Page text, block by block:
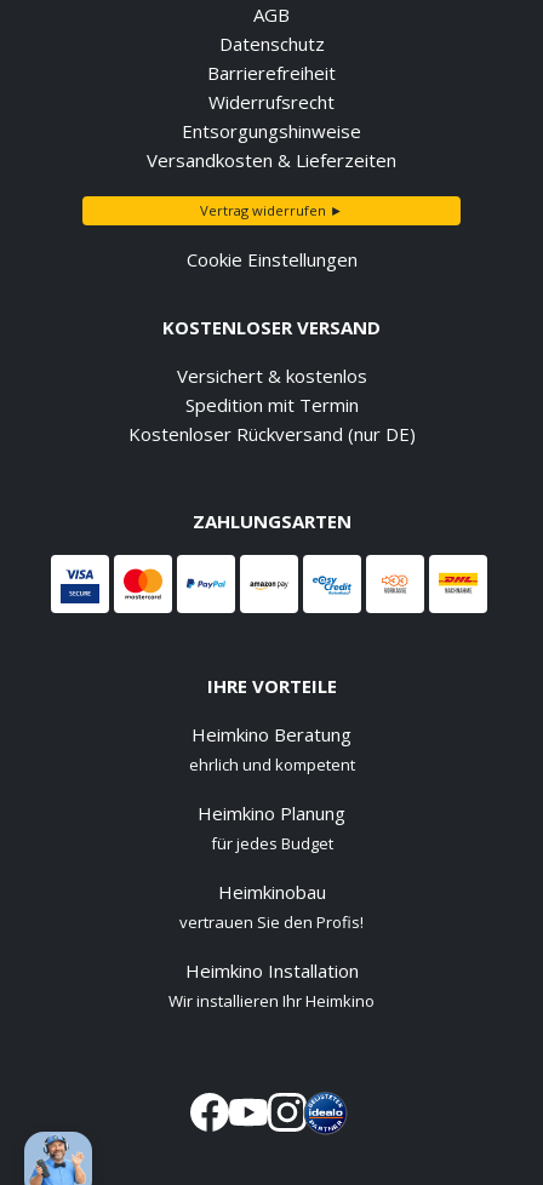
AGB
Datenschutz
Barrierefreiheit
Widerrufsrecht
Entsorgungshinweise
Versandkosten & Lieferzeiten
Vertrag widerrufen ►
Cookie Einstellungen
KOSTENLOSER VERSAND
Versichert & kostenlos
Spedition mit Termin
Kostenloser Rückversand (nur DE)
ZAHLUNGSARTEN
IHRE VORTEILE
Heimkino Beratung
ehrlich und kompetent
Heimkino Planung
für jedes Budget
Heimkinobau
vertrauen Sie den Profis!
Heimkino Installation
Wir installieren Ihr Heimkino